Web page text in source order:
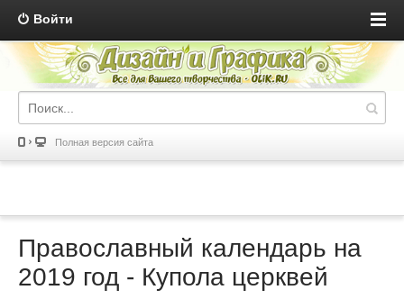
Войти
Полная версия сайта
Православный календарь на
2019 год - Купола церквей